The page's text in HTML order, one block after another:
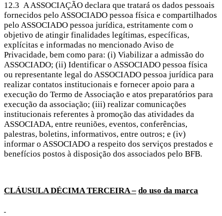
12.3 A ASSOCIAÇÃO declara que tratará os dados pessoais
fornecidos pelo ASSOCIADO pessoa física e compartilhados
pelo ASSOCIADO pessoa jurídica, estritamente com o
objetivo de atingir finalidades legítimas, específicas,
explícitas e informadas no mencionado Aviso de
Privacidade, bem como para: (i) Viabilizar a admissão do
ASSOCIADO; (ii) Identificar o ASSOCIADO pessoa física
ou representante legal do ASSOCIADO pessoa jurídica para
realizar contatos institucionais e fornecer apoio para a
execução do Termo de Associação e atos preparatórios para
execução da associação; (iii) realizar comunicações
institucionais referentes à promoção das atividades da
ASSOCIADA, entre reuniões, eventos, conferências,
palestras, boletins, informativos, entre outros; e (iv)
informar o ASSOCIADO a respeito dos serviços prestados e
benefícios postos à disposição dos associados pelo BFB.
CLÁUSULA DÉCIMATERCEIRA – do uso da marca